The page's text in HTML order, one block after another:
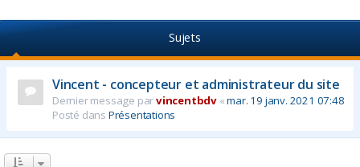
e
Sujets
Vincent - concepteur et administrateur du site
Dernier message parvincentbdv «mar. 19 janv. 2021 07:48
Posté dans Présentations